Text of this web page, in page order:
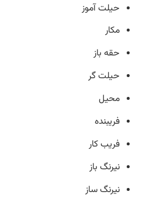
حیلت آموز
مکار
حقه باز
حیلت گر
محیل
فریبنده
فریب کار
نیرنگ باز
نیرنگ ساز